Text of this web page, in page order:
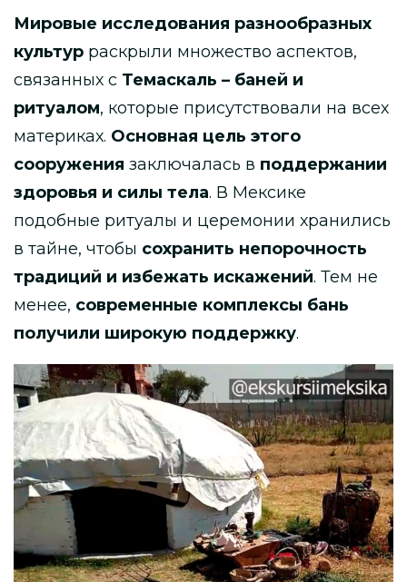
Мировые исследования разнообразных
культур раскрыли множество аспектов,
связанных с Темаскаль – баней и
ритуалом, которые присутствовали на всех
материках. Основная цель этого
сооружения заключалась в поддержании
здоровья и силы тела. В Мексике
подобные ритуалы и церемонии хранились
в тайне, чтобы сохранить непорочность
традиций и избежать искажений. Тем не
менее, современные комплексы бань
получили широкую поддержку.